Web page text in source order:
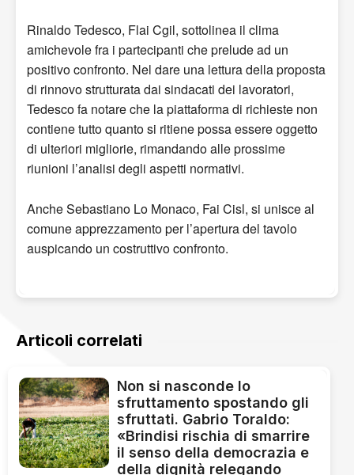
Rinaldo Tedesco, Flai Cgil, sottolinea il clima
amichevole fra i partecipanti che prelude ad un
positivo confronto. Nel dare una lettura della proposta
di rinnovo strutturata dai sindacati dei lavoratori,
Tedesco fa notare che la piattaforma di richieste non
contiene tutto quanto si ritiene possa essere oggetto
di ulteriori migliorie, rimandando alle prossime
riunioni l’analisi degli aspetti normativi.
Anche Sebastiano Lo Monaco, Fai Cisl, si unisce al
comune apprezzamento per l’apertura del tavolo
auspicando un costruttivo confronto.
Articoli correlati
Non si nasconde lo
sfruttamento spostando gli
sfruttati. Gabrio Toraldo:
«Brindisi rischia di smarrire
il senso della democrazia e
della dignità relegando